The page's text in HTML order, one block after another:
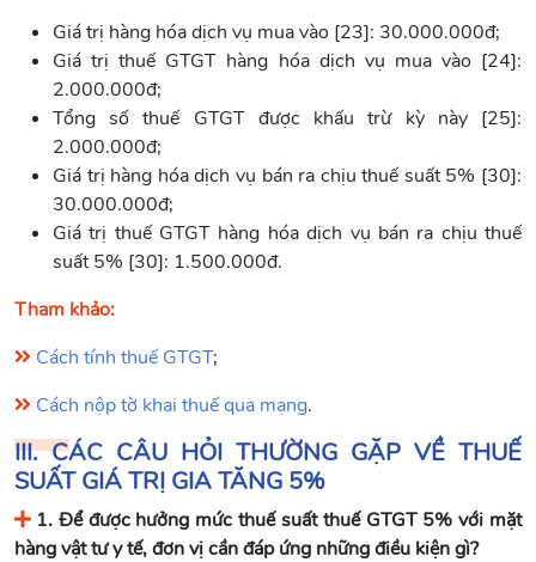
Giá trị hàng hóa dịch vụ mua vào [23]: 30.000.000đ;
Giá trị thuế GTGT hàng hóa dịch vụ mua vào [24]:
2.000.000đ;
Tổng số thuế GTGT được khấu trừ kỳ này [25]:
2.000.000đ;
Giá trị hàng hóa dịch vụ bán ra chịu thuế suất 5% [30]:
30.000.000đ;
Giá trị thuế GTGT hàng hóa dịch vụ bán ra chịu thuế
suất 5% [30]: 1.500.000đ.
Tham khảo:
Cách tính thuế GTGT;
Cách nộp tờ khai thuế qua mạng.
III. CÁC CÂU HỎI THƯỜNG GẶP VỀ THUẾ
SUẤT GIÁ TRỊ GIA TĂNG 5%
1. Để được hưởng mức thuế suất thuế GTGT 5% với mặt
hàng vật tư y tế, đơn vị cần đáp ứng những điều kiện gì?